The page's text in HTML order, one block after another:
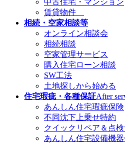
賃貸物件
相続・空家相談等
オンライン相談会
相続相談
空家管理サービス
購入住宅ローン相談
SW工法
土地探しから始める
住宅瑕疵・各種保証After
あんしん住宅瑕疵保険
不同沈下上乗せ特約
クイックリペア＆点
あんしん住宅設備機